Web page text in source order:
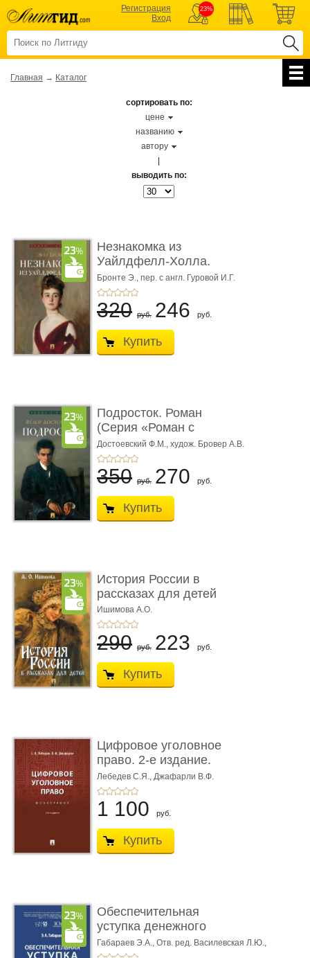
Регистрация
Вход
23%
Главная → Каталог
сортировать по:
цене
названию
автору
выводить по:
Незнакомка из
Уайлдфелл-Холла.
Роман (Серия «Р� ...
Бронте Э., пер. с англ. Гуровой И.Г.
320 руб. 246 руб.
Купить
Подросток. Роман
(Серия «Роман с
книгой»)
Достоевский Ф.М., худож. Бровер А.В.
350 руб. 270 руб.
Купить
История России в
рассказах для детей
Ишимова А.О.
290 руб. 223 руб.
Купить
Цифровое уголовное
право. 2-е издание.
Монограф ...
Лебедев С.Я., Джафарли В.Ф.
1 100 руб.
Купить
Обеспечительная
уступка денежного
требования ...
Габараев Э.А., Отв. ред. Василевская Л.Ю.,
вступ. сл. Каретина М.Г.